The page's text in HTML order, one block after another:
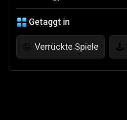
Getaggt in
🤪 Verrückte Spiele 🕹️